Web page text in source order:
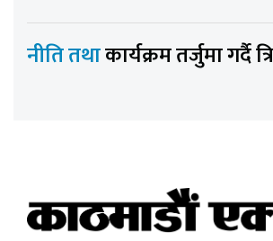
नीति तथाकार्यक्रम तर्जुमा गर्दै